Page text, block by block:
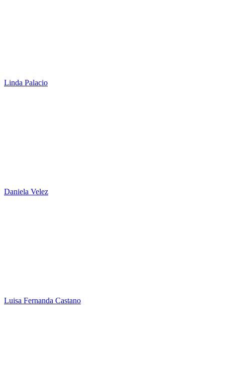
Linda Palacio
Daniela Velez
Luisa Fernanda Castano